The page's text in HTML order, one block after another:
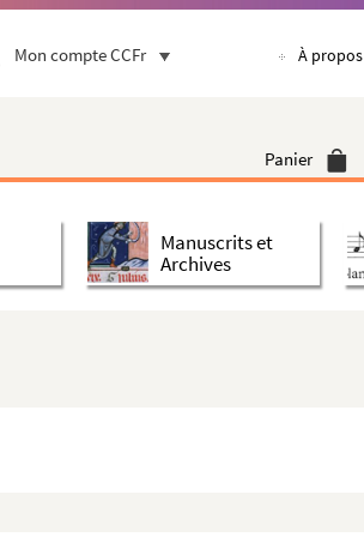
Mon compte CCFr À propos
Panier
Manuscrits et
Archives